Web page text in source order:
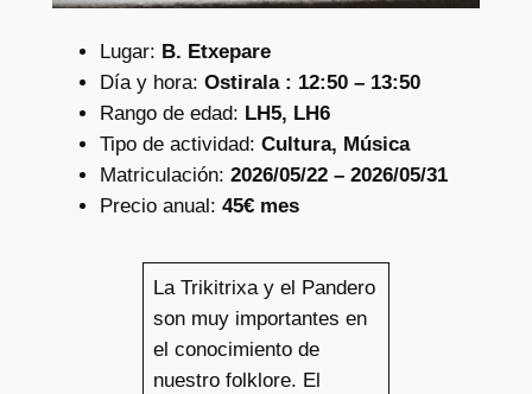
Lugar: B. Etxepare
Día y hora: Ostirala : 12:50 – 13:50
Rango de edad: LH5, LH6
Tipo de actividad: Cultura, Música
Matriculación: 2026/05/22 – 2026/05/31
Precio anual: 45€ mes
La Trikitrixa y el Pandero
son muy importantes en
el conocimiento de
nuestro folklore. El